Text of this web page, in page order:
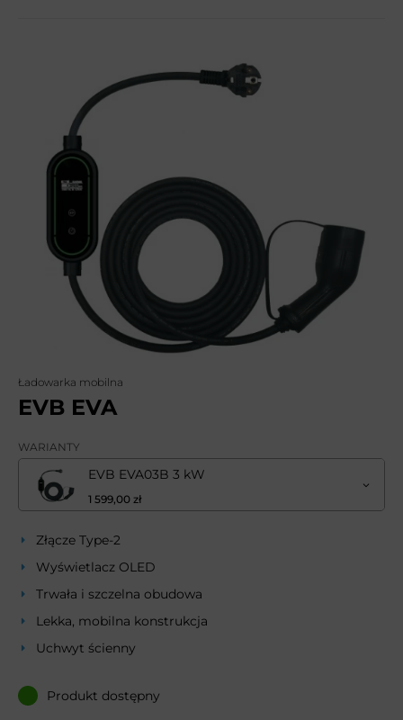
Ładowarka mobilna
EVB EVA
WARIANTY
EVB EVA03B 3 kW
1 599,00 zł
Złącze Type-2
Wyświetlacz OLED
Trwała i szczelna obudowa
Lekka, mobilna konstrukcja
Uchwyt ścienny
Produkt dostępny